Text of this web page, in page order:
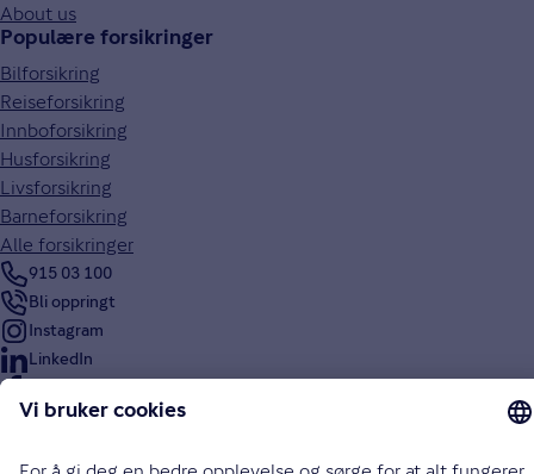
About us
Populære forsikringer
Bilforsikring
Reiseforsikring
Innboforsikring
Husforsikring
Livsforsikring
Barneforsikring
Alle forsikringer
915 03 100
Bli oppringt
Instagram
LinkedIn